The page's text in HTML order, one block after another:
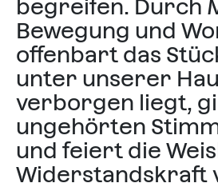
begreifen. Durch
Bewegung und
offenbart das
unter unserer
verborgen liegt,
ungehörten
und feiert die
Widerstandskraft